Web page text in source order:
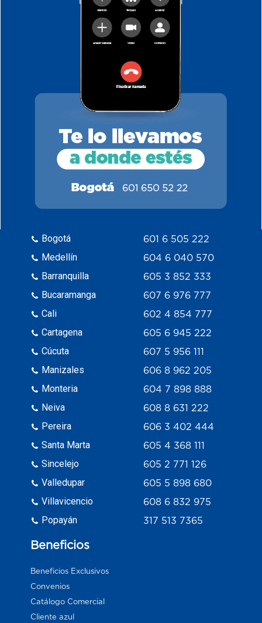
Bogotá
Medellín
Barranquilla
Bucaramanga
Cali
Cartagena
Cúcuta
Manizales
Monteria
Neiva
Pereira
Santa Marta
Sincelejo
Valledupar
Villavicencio
Popayán
601 6 505 222
604 6 040 570
605 3 852 333
607 6 976 777
602 4 854 777
605 6 945 222
607 5 956 111
606 8 962 205
604 7 898 888
608 8 631 222
606 3 402 444
605 4 368 111
605 2 771 126
605 5 898 680
608 6 832 975
317 513 7365
Beneficios
Beneficios Exclusivos
Convenios
Catálogo Comercial
Cliente azul